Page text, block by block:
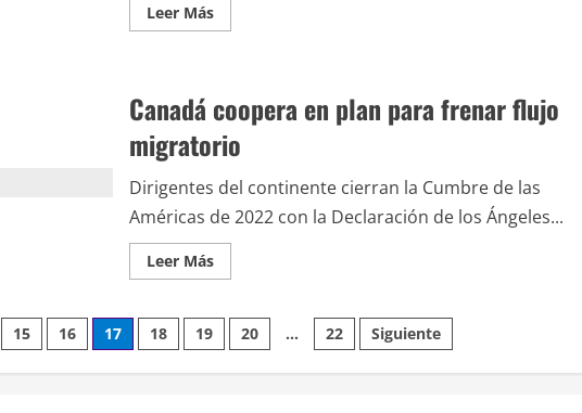
Leer MásLeer
más
de
Assange
Estados
Unidos
Canadá coopera en plan para frenar flujo
migratorio
Dirigentes del continente cierran la Cumbre de las
Américas de 2022 con la Declaración de los Ángeles...
Leer MásLeer
más
Canadá
coopera
en
15 16 17 18 19 20 … 22 Siguiente